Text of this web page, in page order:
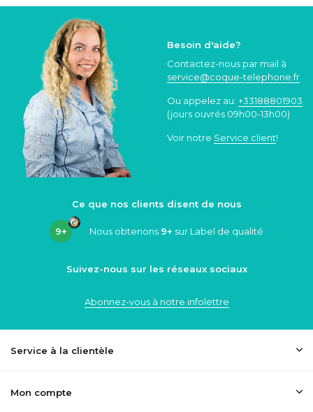
Besoin d'aide?
Contactez-nous par mail à
service@coque-telephone.fr
Ou appelez au: +33188801903
(jours ouvrés 09h00-13h00)
Voir notre Service client!
Ce que nos clients disent de nous
9+ Nous obtenons 9+ sur Label de qualité
Suivez-nous sur les réseaux sociaux
Abonnez-vous à notre infolettre
Service à la clientèle
Mon compte